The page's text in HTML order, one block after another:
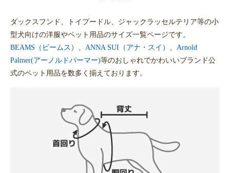
ダックスフンド、トイプードル、ジャックラッセルテリア等の小
型犬向けの洋服やペット用品のサイズ一覧ページです。
BEAMS（ビームス） 、 ANNA SUI（アナ・スイ） 、 Arnold
Palmer(アーノルドパーマー)等のおしゃれでかわいいブランド公
式のペット用品を数多く揃えております。